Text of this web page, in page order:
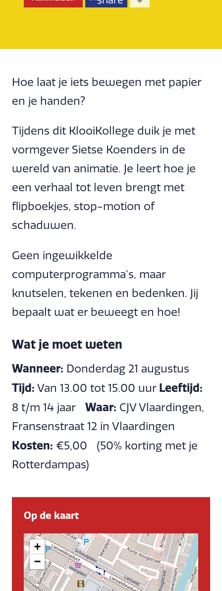
Hoe laat je iets bewegen met papier
en je handen?
Tijdens dit KlooiKollege duik je met
vormgever Sietse Koenders in de
wereld van animatie. Je leert hoe je
een verhaal tot leven brengt met
flipboekjes, stop-motion of
schaduwen.
Geen ingewikkelde
computerprogramma’s, maar
knutselen, tekenen en bedenken. Jij
bepaalt wat er beweegt en hoe!
Wat je moet weten
Wanneer: Donderdag 21 augustus
Tijd: Van 13.00 tot 15.00 uur Leeftijd:
8 t/m 14 jaar Waar: CJV Vlaardingen,
Fransenstraat 12 in Vlaardingen
Kosten: €5,00 (50% korting met je
Rotterdampas)
Op de kaart
+
−